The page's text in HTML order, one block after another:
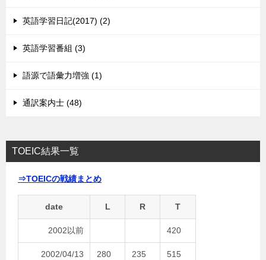
英語学習日記(2017) (2)
英語学習番組 (3)
語源で語彙力増強 (1)
通訳案内士 (48)
TOEIC結果一覧
⇒TOEICの戦績まとめ
date L R T
2002以前 420
2002/04/13 280 235 515